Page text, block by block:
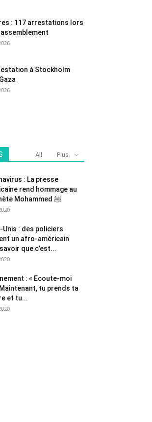
: 117 arrestations lors
à Stockholm
All Plus
: La presse
rend hommage au
Prophète Mohammed ﷺ
Unis : des policiers
un afro-américain
que c’est...
: « Ecoute-moi
tu prends ta
et tu...